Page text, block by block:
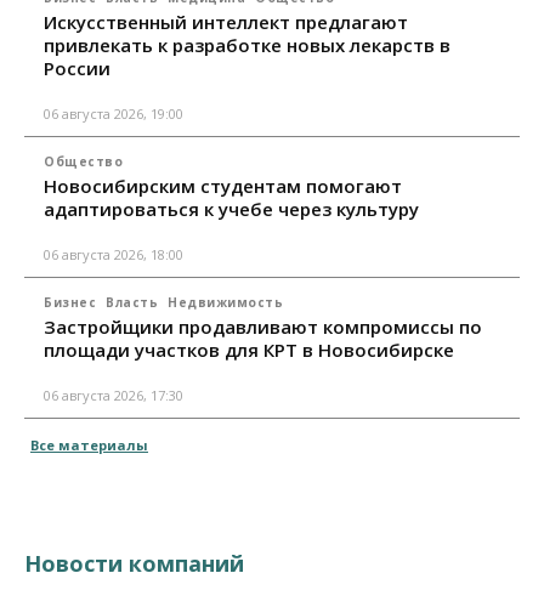
Искусственный интеллект предлагают
привлекать к разработке новых лекарств в
России
06 августа 2026, 19:00
Общество
Новосибирским студентам помогают
адаптироваться к учебе через культуру
06 августа 2026, 18:00
Бизнес Власть Недвижимость
Застройщики продавливают компромиссы по
площади участков для КРТ в Новосибирске
06 августа 2026, 17:30
Все материалы
Новости компаний